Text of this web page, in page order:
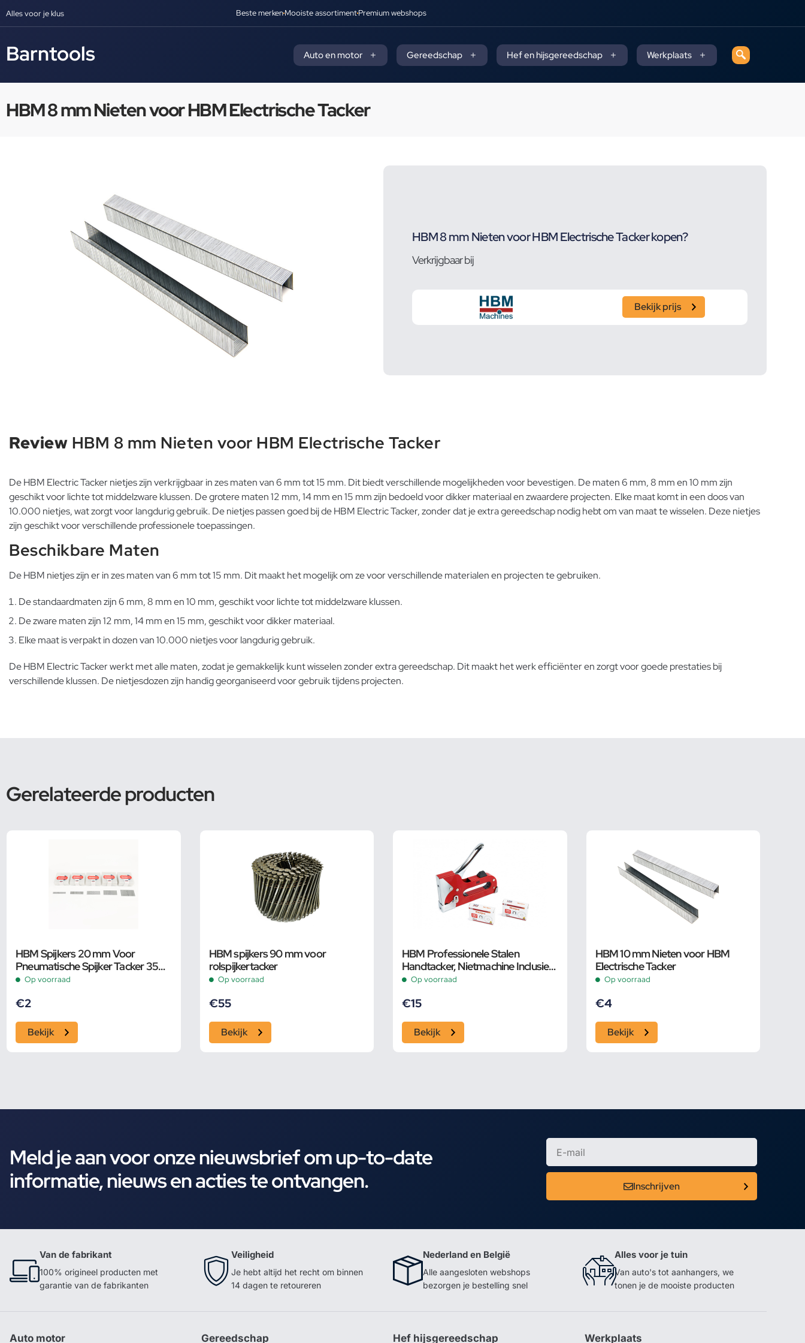
Alles voor je klus Beste merkenMooiste assortimentPremium webshops
Barntools Auto en motor Gereedschap Hef en hijsgereedschap Werkplaats
HBM 8 mm Nieten voor HBM Electrische Tacker
HBM 8 mm Nieten voor HBM Electrische Tacker kopen?
Verkrijgbaar bij
Bekijk prijs
Review HBM 8 mm Nieten voor HBM Electrische Tacker
De HBM Electric Tacker nietjes zijn verkrijgbaar in zes maten van 6 mm tot 15 mm. Dit biedt verschillende mogelijkheden voor bevestigen. De maten 6 mm, 8 mm en 10 mm zijn
geschikt voor lichte tot middelzware klussen. De grotere maten 12 mm, 14 mm en 15 mm zijn bedoeld voor dikker materiaal en zwaardere projecten. Elke maat komt in een doos van
10.000 nietjes, wat zorgt voor langdurig gebruik. De nietjes passen goed bij de HBM Electric Tacker, zonder dat je extra gereedschap nodig hebt om van maat te wisselen. Deze nietjes
zijn geschikt voor verschillende professionele toepassingen.
Beschikbare Maten
De HBM nietjes zijn er in zes maten van 6 mm tot 15 mm. Dit maakt het mogelijk om ze voor verschillende materialen en projecten te gebruiken.
De standaardmaten zijn 6 mm, 8 mm en 10 mm, geschikt voor lichte tot middelzware klussen.
De zware maten zijn 12 mm, 14 mm en 15 mm, geschikt voor dikker materiaal.
Elke maat is verpakt in dozen van 10.000 nietjes voor langdurig gebruik.
De HBM Electric Tacker werkt met alle maten, zodat je gemakkelijk kunt wisselen zonder extra gereedschap. Dit maakt het werk efficiënter en zorgt voor goede prestaties bij
verschillende klussen. De nietjesdozen zijn handig georganiseerd voor gebruik tijdens projecten.
Gerelateerde producten
HBM Spijkers 20 mm Voor
Pneumatische Spijker Tacker 35
mmOp voorraad
€2
Bekijk
HBM spijkers 90 mm voor
rolspijkertacker
Op voorraad
€55
Bekijk
HBM Professionele Stalen
Handtacker, Nietmachine Inclusief
1000 Nietjes
Op voorraad
€15
Bekijk
HBM 10 mm Nieten voor HBM
Electrische Tacker
Op voorraad
€4
Bekijk
Meld je aan voor onze nieuwsbrief om up-to-date
informatie, nieuws en acties te ontvangen.
Inschrijven
Van de fabrikant
100% origineel producten met
garantie van de fabrikanten
Veiligheid
Je hebt altijd het recht om binnen
14 dagen te retoureren
Nederland en België
Alle aangesloten webshops
bezorgen je bestelling snel
Alles voor je tuin
Van auto's tot aanhangers, we
tonen je de mooiste producten
Auto motor Gereedschap Hef hijsgereedschap Werkplaats